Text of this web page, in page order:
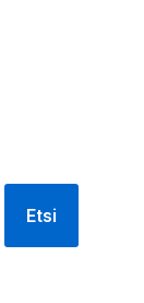
Etsi